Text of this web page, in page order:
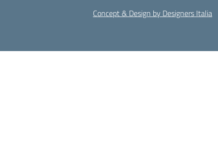
Concept & Design by Designers Italia